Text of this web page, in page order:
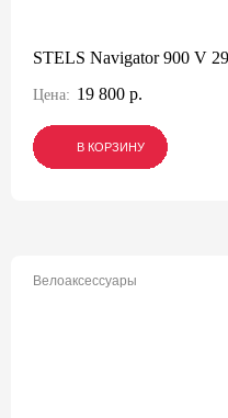
STELS Navigator 900 V
Цена: 19 800 р.
В КОРЗИНУ
В КОРЗИНУ
В КОРЗИНУ
Велоаксессуары